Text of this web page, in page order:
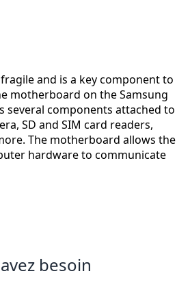
and is a key component to
motherboard on the Samsung
several components attached to
SD and SIM card readers,
The motherboard allows the
hardware to communicate
besoin